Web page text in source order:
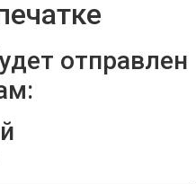
отправлен